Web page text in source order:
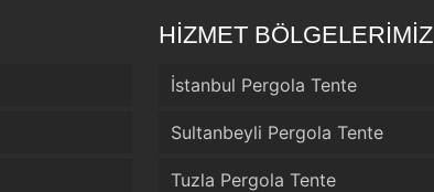
HİZMET BÖLGELERİMİZ
İstanbul Pergola Tente
Sultanbeyli Pergola Tente
Tuzla Pergola Tente